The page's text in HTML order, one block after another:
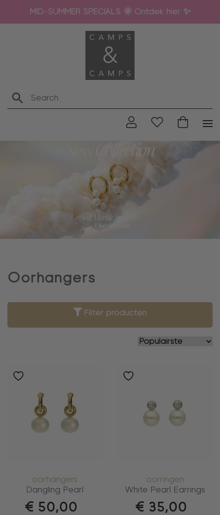
MID-SUMMER SPECIALS 🌞 Ontdek hier ✨
Oorhangers
Filter producten
oorhangers
Dangling Pearl
€ 50,00
oorringen
White Pearl Earrings
€ 35,00